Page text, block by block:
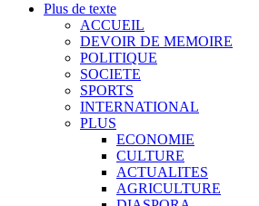
Plus de texte
ACCUEIL
DEVOIR DE MEMOIRE
POLITIQUE
SOCIETE
SPORTS
INTERNATIONAL
PLUS
ECONOMIE
CULTURE
ACTUALITES
AGRICULTURE